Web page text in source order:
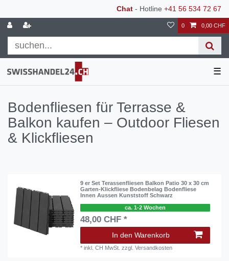
Chat - Hotline +41 56 534 72 67
0 0,00 CHF
☰
Bodenfliesen für Terrasse &
Balkon kaufen – Outdoor Fliesen
& Klickfliesen
9 er Set Terassenfliesen Balkon Patio 30 x 30 cm
Garten-Klickfliese Bodenbelag Bodenfliese
Innen Aussen Kunststoff Schwarz
ca. 1-2 Wochen
48,00 CHF *
In den Warenkorb
*inkl. CH MwSt. zzgl.Versandkosten